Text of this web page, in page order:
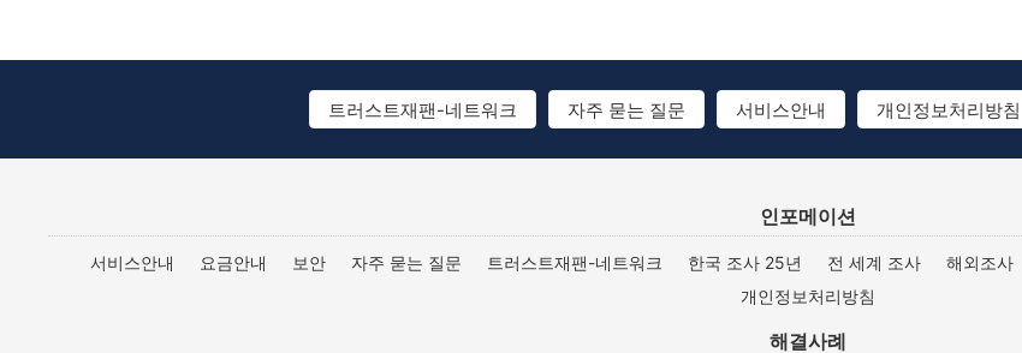
트러스트재팬-네트워크 자주 묻는 질문 서비스안내 개인정보처리방침
인포메이션
서비스안내 요금안내 보안 자주 묻는 질문 트러스트재팬-네트워크 한국 조사 25년 전 세계 조사 해외조사
개인정보처리방침
해결사례